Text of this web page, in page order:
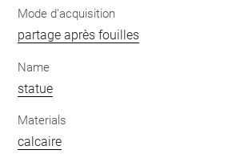
Mode d'acquisition
partage après fouilles
Name
statue
Materials
calcaire